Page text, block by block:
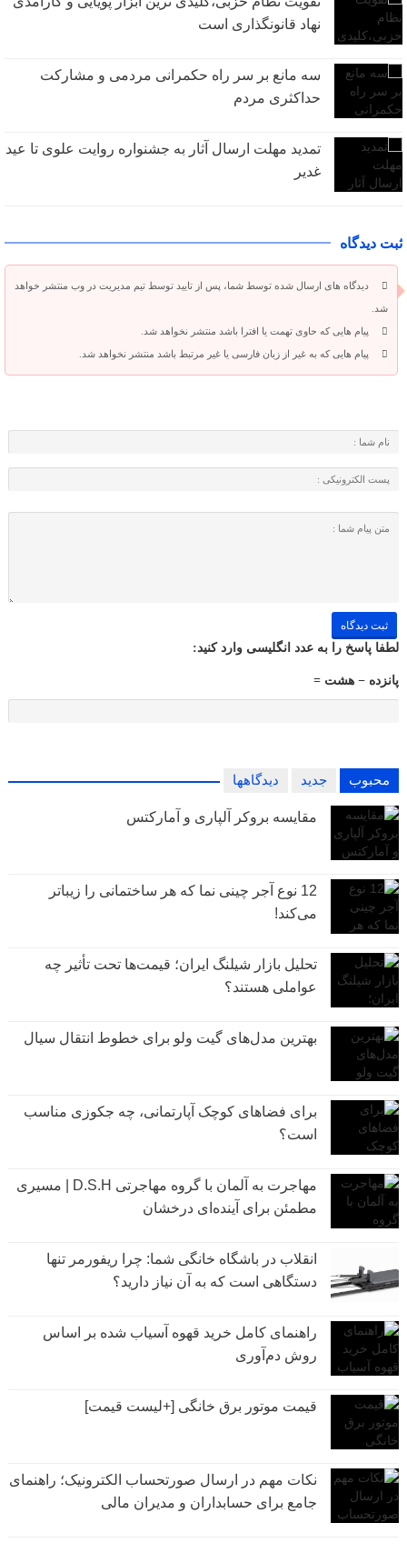
نهاد قانونگذاری است
سه مانع بر سر راه حکمرانی مردمی و مشارکت
حداکثری مردم
تمدید مهلت ارسال آثار به جشنواره روایت علوی تا عید
غدیر
ثبت دیدگاه
دیدگاه های ارسال شده توسط شما، پس از تایید توسط تیم مدیریت در وب منتشر خواهد
شد.
پیام هایی که حاوی تهمت یا افترا باشد منتشر نخواهد شد.
پیام هایی که به غیر از زبان فارسی یا غیر مرتبط باشد منتشر نخواهد شد.
لطفا پاسخ را به عدد انگلیسی وارد کنید:
پانزده − هشت =
محبوب جدید دیدگاهها
مقایسه بروکر آلپاری و آمارکتس
12 نوع آجر چینی نما که هر ساختمانی را زیباتر
می‌کند!
تحلیل بازار شیلنگ ایران؛ قیمت‌ها تحت تأثیر چه
عواملی هستند؟
بهترین مدل‌های گیت ولو برای خطوط انتقال سیال
برای فضاهای کوچک آپارتمانی، چه جکوزی مناسب
است؟
مهاجرت به آلمان با گروه مهاجرتی D.S.H | مسیری
مطمئن برای آینده‌ای درخشان
انقلاب در باشگاه خانگی شما: چرا ریفورمر تنها
دستگاهی است که به آن نیاز دارید؟
راهنمای کامل خرید قهوه آسیاب شده بر اساس
روش دم‌آوری
قیمت موتور برق خانگی [+لیست قیمت]
نکات مهم در ارسال صورتحساب الکترونیک؛ راهنمای
جامع برای حسابداران و مدیران مالی